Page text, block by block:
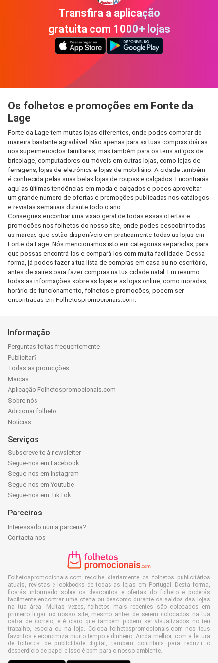
Transfira a aplicação
gratuita com 1000+ lojas
Os folhetos e promoções em Fonte da
Lage
Fonte da Lage tem muitas lojas diferentes, onde podes comprar de
maneira bastante agradável. Não apenas para as tuas compras diárias
nos supermercados familiares, mas também para os teus artigos de
bricolage, computadores ou móveis em outras lojas, como lojas de
ferragens, lojas de eletrónica e lojas de mobiliário. A cidade também
é conhecida pelas suas belas lojas de roupas e calçados. Encontrarás
aqui as últimas tendências em moda e calçados e podes aproveitar
um grande número de ofertas e promoções publicadas nos catálogos
e revistas semanais durante todo o ano.
Consegues encontrar uma visão geral de todas essas ofertas e
promoções nos folhetos do nosso site, onde podes descobrir todas
as marcas que estão disponíveis em praticamente todas as lojas em
Fonte da Lage. Nós mencionamos isto em categorias separadas, para
que possas encontrá-los e compará-los com muita facilidade. Dessa
forma, já podes fazer a tua lista de compras em casa ou no escritório,
antes de saires para fazer compras na tua cidade natal. Em resumo,
todas as informações sobre as lojas e as lojas online, como moradas,
horário de funcionamento, folhetos e promoções, podem ser
encontradas em Folhetospromocionais.com.
Informação
Perguntas feitas frequentemente
Publicitar?
Todas as promoções
Marcas
Aplicação Folhetospromocionais.com
Sobre nós
Adicionar folheto
Notícias
Serviços
Subscreve-te à newsletter
Segue-nos em Facebook
Segue-nos em Instagram
Segue-nos em Youtube
Segue-nos em TikTok
Parceiros
Interessado numa parceria?
Contacta-nos
Folhetospromocionais.com recolhe diariamente os folhetos publicitários
atuais, revistas e lookbooks de todas as lojas em Portugal. Desta forma,
ficarás informado sobre os descontos e ofertas do folheto e poderás
facilmente encontrar uma oferta ou desconto durante os saldos das lojas
na tua área. Muitas vezes, folhetos mais recentes são colocados em
primeiro lugar no nosso site, mesmo antes de serem colocados na tua
caixa de correio, e é claro que também podem ser visualizados no teu
trabalho, escola ou na loja. Coloca folhetospromocionais.com nos teus
favoritos e economiza muito tempo e dinheiro. Ainda melhor, com a leitura
de folhetos de publicidade digital, também contribuis para reduzir o
desperdício de papel e isso é bom para o nosso ambiente.